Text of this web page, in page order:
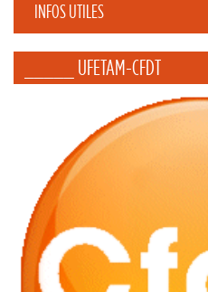
INFOS UTILES
_____ UFETAM-CFDT